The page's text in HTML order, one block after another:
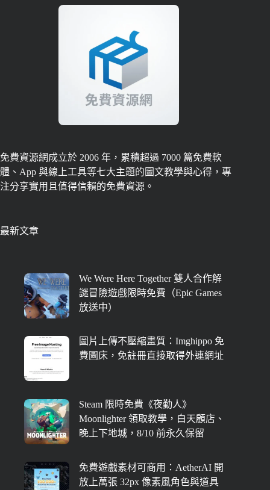
免費資源網成立於 2006 年，累積超過 7000 篇免費軟
體、App 與線上工具等七大主題的圖文教學與心得，專
注分享實用且值得信賴的免費資源。
最新文章
We Were Here Together 雙人合作解
謎冒險遊戲限時免費（Epic Games
放送中）
圖片上傳不壓縮畫質：Imghippo 免
費圖床，免註冊直接取得外連網址
Steam 限時免費《夜勤人》
Moonlighter 領取教學，白天顧店、
晚上下地城，8/10 前永久保留
免費遊戲素材可商用：AetherAI 開
放上萬張 32px 像素風角色與道具